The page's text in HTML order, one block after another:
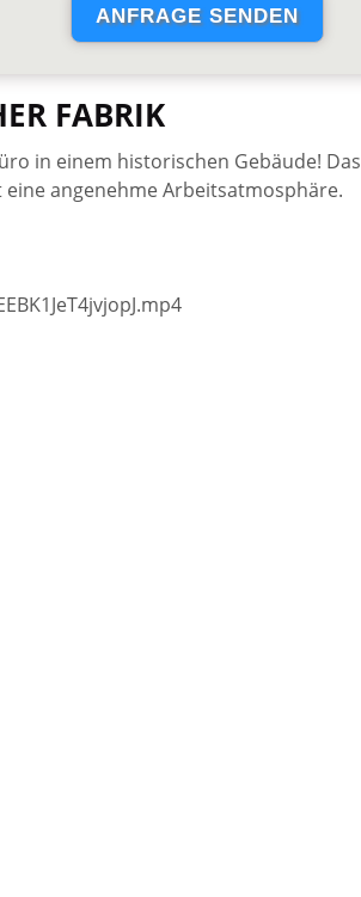
FABRIK
in einem historischen Gebäude! Das
angenehme Arbeitsatmosphäre.